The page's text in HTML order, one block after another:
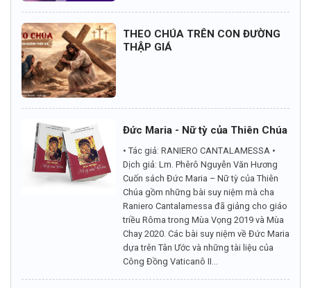
THEO CHÚA TRÊN CON ĐƯỜNG
THẬP GIÁ
Đức Maria - Nữ tỳ của Thiên Chúa
• Tác giả: RANIERO CANTALAMESSA •
Dịch giả: Lm. Phêrô Nguyễn Văn Hương
Cuốn sách Đức Maria – Nữ tỳ của Thiên
Chúa gồm những bài suy niệm mà cha
Raniero Cantalamessa đã giảng cho giáo
triều Rôma trong Mùa Vọng 2019 và Mùa
Chay 2020. Các bài suy niệm về Đức Maria
dựa trên Tân Ước và những tài liệu của
Công Đồng Vaticanô II...